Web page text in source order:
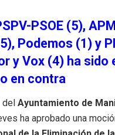
PSOE (5),
Podemos (1) y
y Vox (4) ha sido
en contra
Ayuntamiento de
ha aprobado una